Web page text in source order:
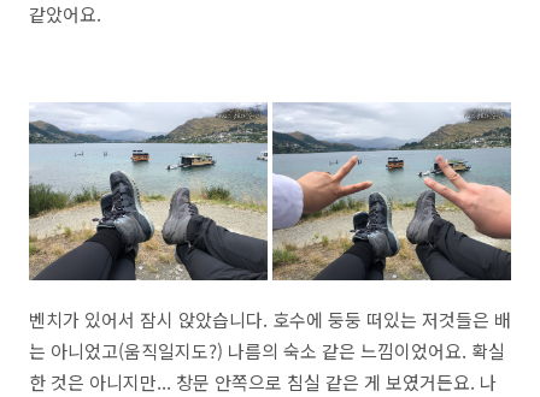
같았어요.
벤치가 있어서 잠시 앉았습니다. 호수에 둥둥 떠있는 저것들은 배
는 아니었고(움직일지도?) 나름의 숙소 같은 느낌이었어요. 확실
한 것은 아니지만... 창문 안쪽으로 침실 같은 게 보였거든요. 나